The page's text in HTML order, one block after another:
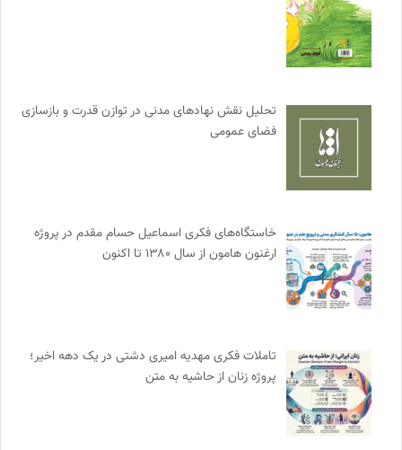
تحلیل نقش نهادهای مدنی در توازن قدرت و بازسازی
فضای عمومی
خاستگاه‌های فکری اسماعیل حسام مقدم در پروژه
ارغنون هامون از سال ۱۳۸۰ تا اکنون
تاملات فکری مهدیه امیری دشتی در یک دهه اخیر؛
پروژه زنان از حاشیه به متن